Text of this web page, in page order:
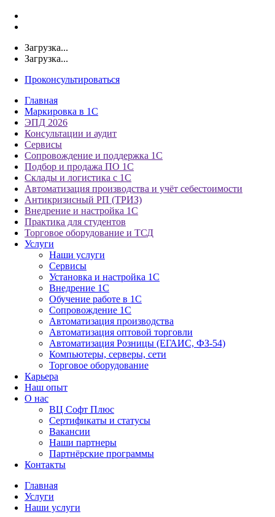
Загрузка...
Загрузка...
Проконсультироваться
Главная
Маркировка в 1С
ЭПД 2026
Консультации и аудит
Сервисы
Сопровождение и поддержка 1С
Подбор и продажа ПО 1С
Склады и логистика с 1С
Автоматизация производства и учёт себестоимости
Антикризисный РП (ТРИЗ)
Внедрение и настройка 1С
Практика для студентов
Торговое оборудование и ТСД
Услуги
Наши услуги
Сервисы
Установка и настройка 1С
Внедрение 1С
Обучение работе в 1С
Сопровождение 1С
Автоматизация производства
Автоматизация оптовой торговли
Автоматизация Розницы (ЕГАИС, ФЗ-54)
Компьютеры, серверы, сети
Торговое оборудование
Карьера
Наш опыт
О нас
ВЦ Софт Плюс
Сертификаты и статусы
Вакансии
Наши партнеры
Партнёрские программы
Контакты
Главная
Услуги
Наши услуги